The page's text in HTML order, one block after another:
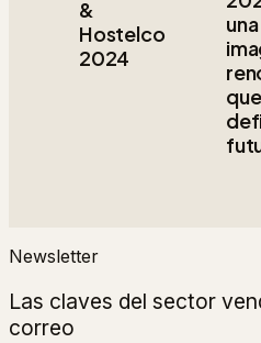
&
Hostelco
2024
una
que
Newsletter
Las claves del sector
correo